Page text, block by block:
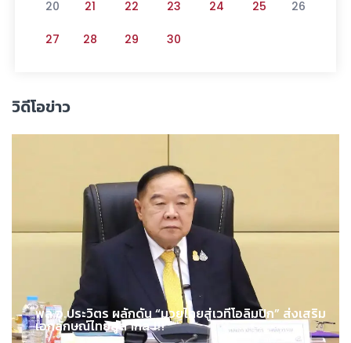
20 21 22 23 24 25 26
27 28 29 30
วิดีโอข่าว
พล.อ.ประวิตร ผลักดัน “มวยไทยสู่เวทีโอลิมปิก” ส่งเสริม
เอกลักษณ์ไทยสู่สากล !!!